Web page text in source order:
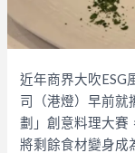
近年商界大吹ESG
司（港燈）早前就
劃」創意料理大賽
將剩餘食材變身成